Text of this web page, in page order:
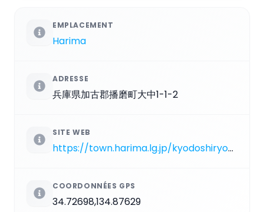
EMPLACEMENT
Harima
ADRESSE
兵庫県加古郡播磨町大中1-1-2
SITE WEB
https://town.harima.lg.jp/kyodoshiryokan/kanko/kyodoshiryokan/shiryokan.html
COORDONNÉES GPS
34.72698,134.87629